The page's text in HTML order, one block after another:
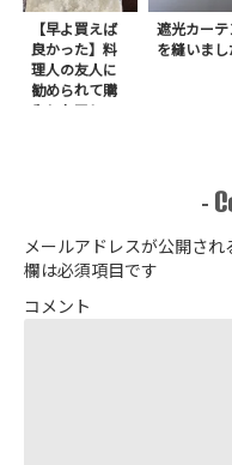
【早よ買えば
良かった】料
理人の友人に
勧められて購
入したアレ
遮光カーテ
を縫いまし
-
メールアドレスが公開され
欄は必須項目です
コメント